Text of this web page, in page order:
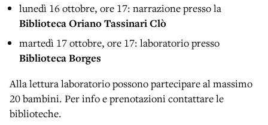
lunedì 16 ottobre, ore 17: narrazione presso la
Biblioteca Oriano Tassinari Clò
martedì 17 ottobre, ore 17: laboratorio presso
Biblioteca Borges
Alla lettura laboratorio possono partecipare al massimo
20 bambini. Per info e prenotazioni contattare le
biblioteche.